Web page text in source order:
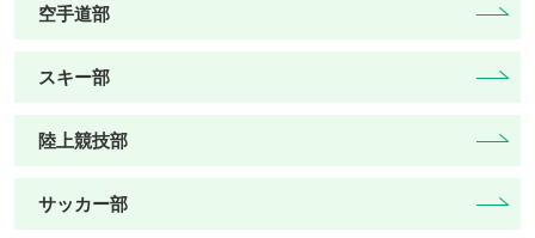
空手道部
スキー部
陸上競技部
サッカー部